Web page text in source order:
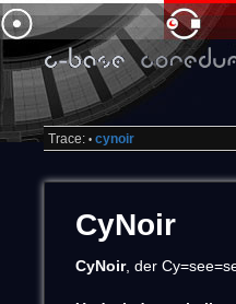
Trace: • cynoir
CyNoir
CyNoir, der